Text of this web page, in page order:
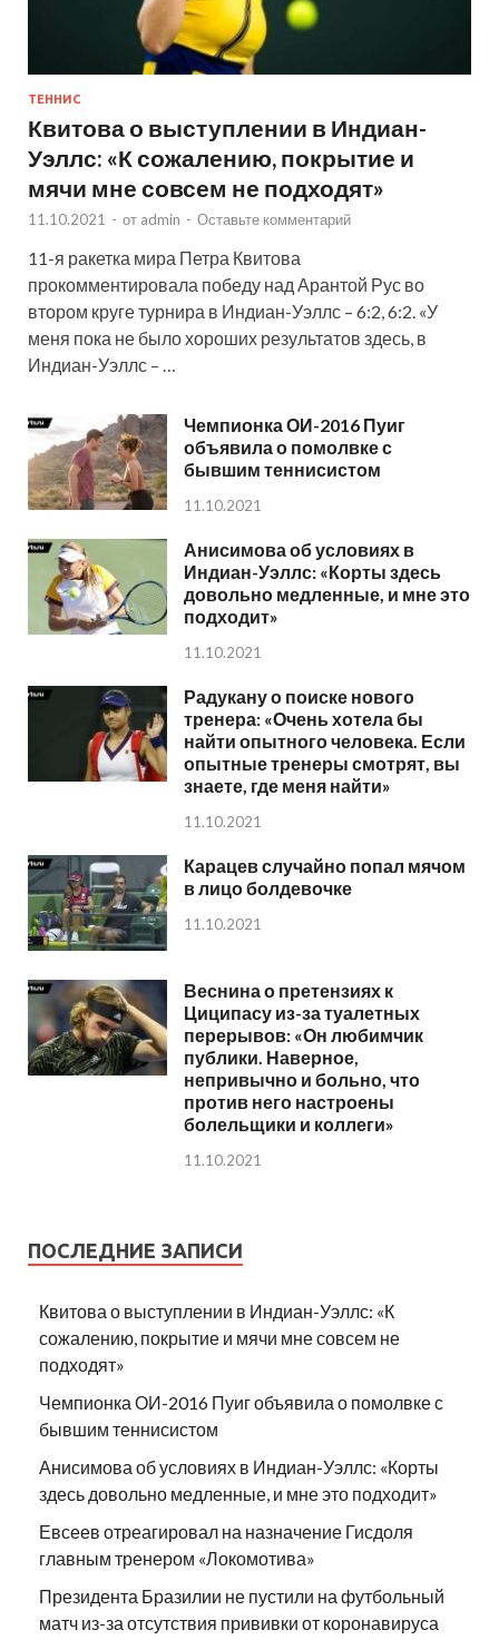
ТЕННИС
Квитова о выступлении в Индиан-
Уэллс: «К сожалению, покрытие и
мячи мне совсем не подходят»
11.10.2021 - от admin - Оставьте комментарий
11-я ракетка мира Петра Квитова
прокомментировала победу над Арантой Рус во
втором круге турнира в Индиан-Уэллс – 6:2, 6:2. «У
меня пока не было хороших результатов здесь, в
Индиан-Уэллс – …
Чемпионка ОИ-2016 Пуиг
объявила о помолвке с
бывшим теннисистом
11.10.2021
Анисимова об условиях в
Индиан-Уэллс: «Корты здесь
довольно медленные, и мне это
подходит»
11.10.2021
Радукану о поиске нового
тренера: «Очень хотела бы
найти опытного человека. Если
опытные тренеры смотрят, вы
знаете, где меня найти»
11.10.2021
Карацев случайно попал мячом
в лицо болдевочке
11.10.2021
Веснина о претензиях к
Циципасу из-за туалетных
перерывов: «Он любимчик
публики. Наверное,
непривычно и больно, что
против него настроены
болельщики и коллеги»
11.10.2021
ПОСЛЕДНИЕ ЗАПИСИ
Квитова о выступлении в Индиан-Уэллс: «К
сожалению, покрытие и мячи мне совсем не
подходят»
Чемпионка ОИ-2016 Пуиг объявила о помолвке с
бывшим теннисистом
Анисимова об условиях в Индиан-Уэллс: «Корты
здесь довольно медленные, и мне это подходит»
Евсеев отреагировал на назначение Гисдоля
главным тренером «Локомотива»
Президента Бразилии не пустили на футбольный
матч из-за отсутствия прививки от коронавируса